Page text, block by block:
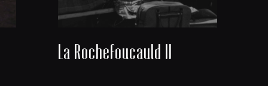
La Rochefoucauld II